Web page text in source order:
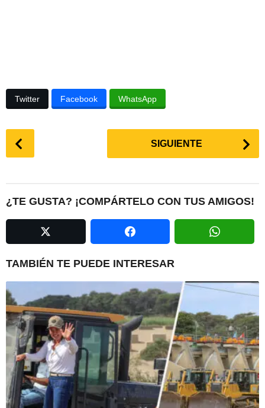
Twitter Facebook WhatsApp
P
i
n
t
i
o
n
SIGUIENTE
¿TE GUSTA? ¡COMPÁRTELO CON TUS AMIGOS!
TAMBIÉN TE PUEDE INTERESAR